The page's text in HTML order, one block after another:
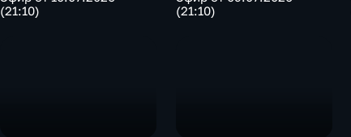
(21:10)
(21:10)